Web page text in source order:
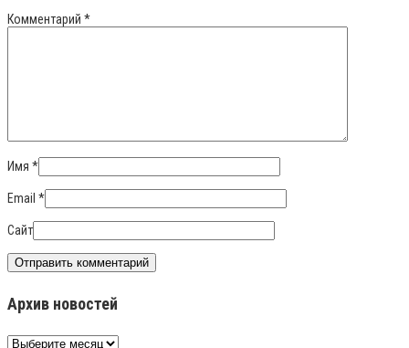
Комментарий *
Имя *
Email *
Сайт
Архив новостей
Архив